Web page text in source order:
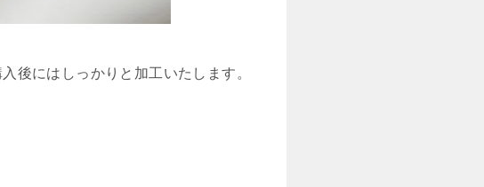
後にはしっかりと加工いたします。